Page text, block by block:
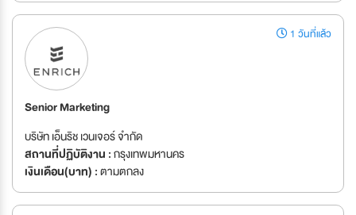
1 วันที่แล้ว
Senior Marketing
บริษัท เอ็นริช เวนเจอร์ จำกัด
สถานที่ปฏิบัติงาน :กรุงเทพมหานคร
เงินเดือน(บาท) :ตามตกลง